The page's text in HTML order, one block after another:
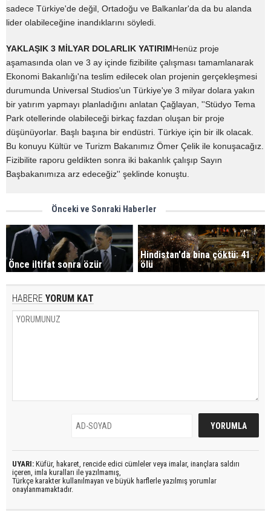
sadece Türkiye'de değil, Ortadoğu ve Balkanlar'da da bu alanda
lider olabileceğine inandıklarını söyledi.
YAKLAŞIK 3 MİLYAR DOLARLIK YATIRIMHenüz proje
aşamasında olan ve 3 ay içinde fizibilite çalışması tamamlanarak
Ekonomi Bakanlığı'na teslim edilecek olan projenin gerçekleşmesi
durumunda Universal Studios'un Türkiye'ye 3 milyar dolara yakın
bir yatırım yapmayı planladığını anlatan Çağlayan, ''Stüdyo Tema
Park otellerinde olabileceği birkaç fazdan oluşan bir proje
düşünüyorlar. Başlı başına bir endüstri. Türkiye için bir ilk olacak.
Bu konuyu Kültür ve Turizm Bakanımız Ömer Çelik ile konuşacağız.
Fizibilite raporu geldikten sonra iki bakanlık çalışıp Sayın
Başbakanımıza arz edeceğiz'' şeklinde konuştu.
Önceki ve Sonraki Haberler
Önce iltifat sonra özür
Hindistan'da bina çöktü: 41
ölü
HABERE YORUM KAT
UYARI: Küfür, hakaret, rencide edici cümleler veya imalar, inançlara saldırı
içeren, imla kuralları ile yazılmamış,
Türkçe karakter kullanılmayan ve büyük harflerle yazılmış yorumlar
onaylanmamaktadır.